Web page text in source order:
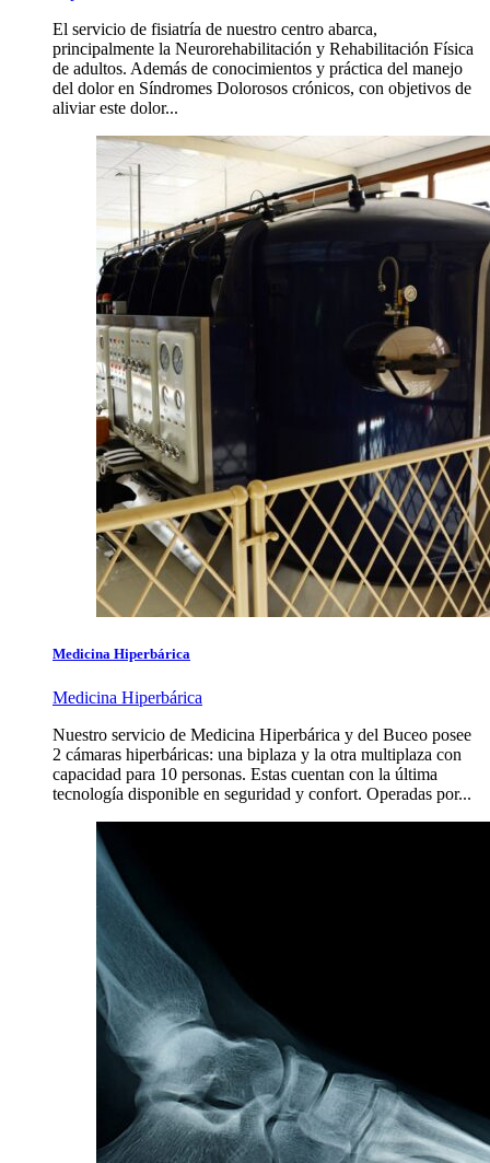
El servicio de fisiatría de nuestro centro abarca,
principalmente la Neurorehabilitación y Rehabilitación Física
de adultos. Además de conocimientos y práctica del manejo
del dolor en Síndromes Dolorosos crónicos, con objetivos de
aliviar este dolor...
Medicina Hiperbárica
Medicina Hiperbárica
Nuestro servicio de Medicina Hiperbárica y del Buceo posee
2 cámaras hiperbáricas: una biplaza y la otra multiplaza con
capacidad para 10 personas. Estas cuentan con la última
tecnología disponible en seguridad y confort. Operadas por...